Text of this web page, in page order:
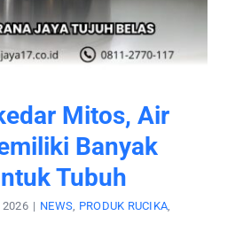
Mitos, Air
Banyak
Tubuh
2026 | NEWS PRODUK RUCIKA